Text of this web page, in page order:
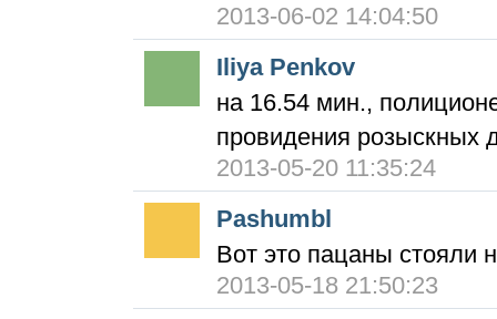
2013-06-02 14:04:50
Iliya Penkov
на 16.54 мин.,
провидения розыскных
2013-05-20 11:35:24
Pashumbl
Вот это пацаны стояли
2013-05-18 21:50:23